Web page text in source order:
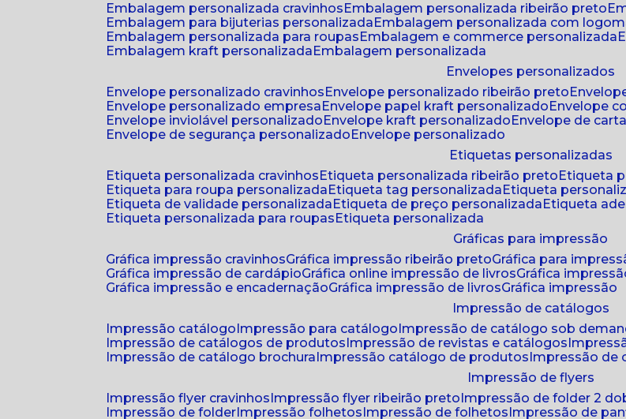
embalagem personalizada cravinhos
embalagem personalizada ribeirão preto
embalagem para bijuterias personalizada
embalagem personalizada com
embalagem personalizada para roupas
embalagem e commerce personalizada
embalagem kraft personalizada
embalagem personalizada
envelopes personalizados
envelope personalizado cravinhos
envelope personalizado ribeirão preto
envelope personalizado empresa
envelope papel kraft personalizado
envelope
envelope inviolável personalizado
envelope kraft personalizado envelope de
envelope de segurança personalizado
envelope personalizado
etiquetas personalizadas
etiqueta personalizada cravinhos
etiqueta personalizada ribeirão preto
etiqueta
etiqueta para roupa personalizada
etiqueta tag personalizada etiqueta
etiqueta de validade personalizada
etiqueta de preço personalizada
etiqueta
etiqueta personalizada para roupas
etiqueta personalizada
gráficas para impressão
gráfica impressão cravinhos
gráfica impressão ribeirão preto gráfica para
gráfica impressão de cardápio
gráfica online impressão de livros gráfica
gráfica impressão e encadernação
gráfica impressão de livros
gráfica impressão
impressão de catálogos
impressão catálogo impressão para catálogo impressão de catálogo sob
impressão de catálogos de produtos impressão de revistas e catálogos
impressão de catálogo brochura impressão catálogo de produtos impressão de
impressão de flyers
impressão flyer cravinhos impressão flyer ribeirão preto impressão de folder 2
impressão de folder impressão folhetos impressão de folhetos impressão de